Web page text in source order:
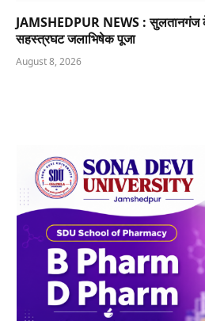
JAMSHEDPUR NEWS : सुलतानगंज
सहस्त्रघट जलाभिषेक पूजा
August 8, 2026